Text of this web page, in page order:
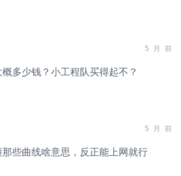
5 月 前
多少钱？小工程队买得起不？
5 月 前
些曲线啥意思，反正能上网就行